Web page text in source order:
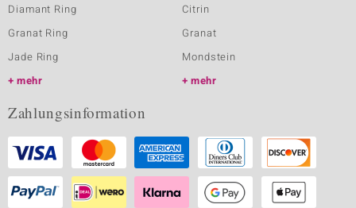
Diamant Ring
Granat Ring
Jade Ring
mehr
Citrin
Granat
Mondstein
mehr
Zahlungsinformation